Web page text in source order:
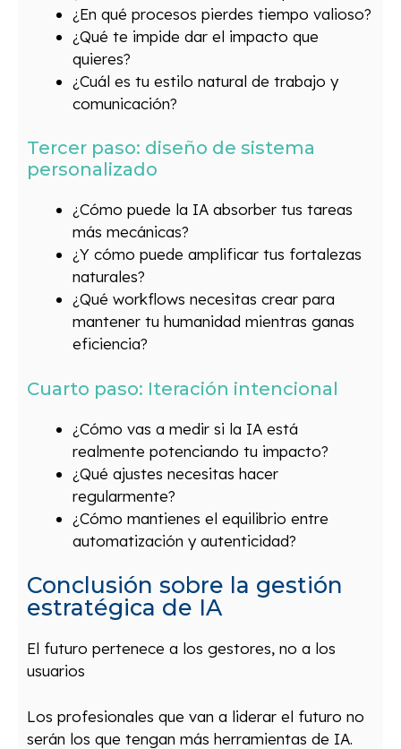
¿En qué procesos pierdes tiempo valioso?
¿Qué te impide dar el impacto que
quieres?
¿Cuál es tu estilo natural de trabajo y
comunicación?
Tercer paso: diseño de sistema
personalizado
¿Cómo puede la IA absorber tus tareas
más mecánicas?
¿Y cómo puede amplificar tus fortalezas
naturales?
¿Qué workflows necesitas crear para
mantener tu humanidad mientras ganas
eficiencia?
Cuarto paso: Iteración intencional
¿Cómo vas a medir si la IA está
realmente potenciando tu impacto?
¿Qué ajustes necesitas hacer
regularmente?
¿Cómo mantienes el equilibrio entre
automatización y autenticidad?
Conclusión sobre la gestión
estratégica de IA
El futuro pertenece a los gestores, no a los
usuarios
Los profesionales que van a liderar el futuro no
serán los que tengan más herramientas de IA.